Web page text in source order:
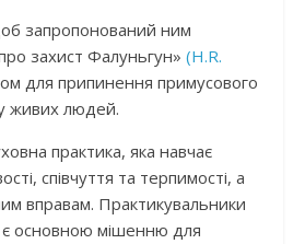
запропонований ним
захист Фалуньгун» (H.R.
для припинення примусового
живих людей.
практика, яка навчає
співчуття та терпимості, а
вправам. Практикувальники
є основною мішенню для